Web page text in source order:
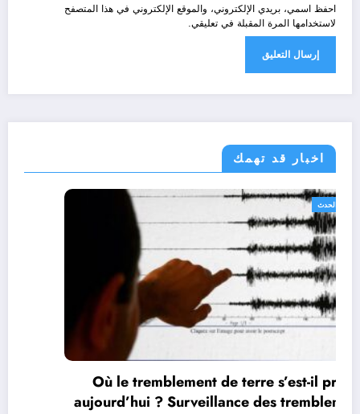
احفظ اسمي، بريدي الإلكتروني، والموقع الإلكتروني في هذا المتصفح
لاستخدامها المرة المقبلة في تعليقي.
اخبار قد تهمك
الجزائر الحدث
Où le tremblement de terre s’est-il produit
aujourd’hui ? Surveillance des tremblements